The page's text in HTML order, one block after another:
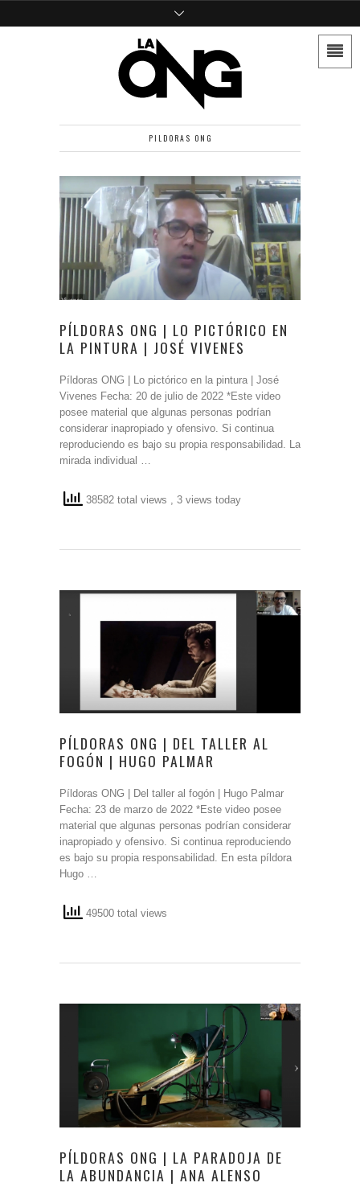
PILDORAS ONG
PÍLDORAS ONG | LO PICTÓRICO EN
LA PINTURA | JOSÉ VIVENES
Píldoras ONG | Lo pictórico en la pintura | José
Vivenes Fecha: 20 de julio de 2022 *Este video
posee material que algunas personas podrían
considerar inapropiado y ofensivo. Si continua
reproduciendo es bajo su propia responsabilidad. La
mirada individual …
38582 total views , 3 views today
PÍLDORAS ONG | DEL TALLER AL
FOGÓN | HUGO PALMAR
Píldoras ONG | Del taller al fogón | Hugo Palmar
Fecha: 23 de marzo de 2022 *Este video posee
material que algunas personas podrían considerar
inapropiado y ofensivo. Si continua reproduciendo
es bajo su propia responsabilidad. En esta píldora
Hugo …
49500 total views
PÍLDORAS ONG | LA PARADOJA DE
LA ABUNDANCIA | ANA ALENSO